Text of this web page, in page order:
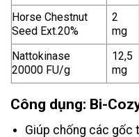
Horse Chestnut
Seed Ext.20%
2
mg
Nattokinase
20000 FU/g
12,5
mg
Công dụng: Bi-
Giúp chống các gốc